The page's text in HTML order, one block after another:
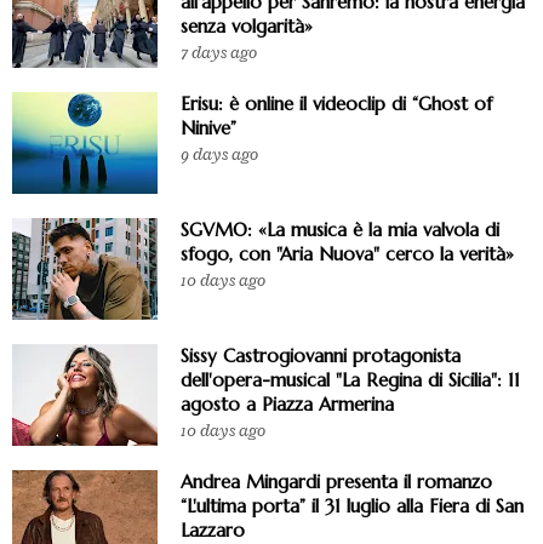
senza volgarità»
7 days ago
Erisu: è online il videoclip di “Ghost of
Ninive”
9 days ago
SGVMO: «La musica è la mia valvola di
sfogo, con "Aria Nuova" cerco la verità»
10 days ago
Sissy Castrogiovanni protagonista
dell'opera-musical "La Regina di Sicilia": 11
agosto a Piazza Armerina
10 days ago
Andrea Mingardi presenta il romanzo
“L'ultima porta” il 31 luglio alla Fiera di San
Lazzaro